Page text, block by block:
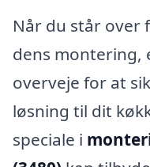
Når du står over
dens montering,
overveje for at
løsning til dit
speciale i